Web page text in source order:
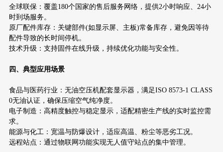
全球联保：覆盖180个国家的售后服务网络，提供2小时响应、24小
时到场服务。
原厂配件库存：关键部件(如显示屏、主板)常备库存，避免因等待
配件导致的长时间停机。
技术升级：支持固件在线升级，持续优化功能与安全性。
四、典型应用场景
食品与医药行业：无油空压机配套显示器，满足ISO 8573-1 CLASS
0无油认证，确保压缩空气纯净度。
电子制造：高精度触控与稳定显示，适配精密生产线的实时监控需
求。
能源与化工：宽温与防爆设计，适应高温、粉尘等恶劣工况。
远程站点：通过物联网功能实现无人值守站点的集中管理。